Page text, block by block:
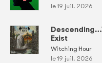
le 19 juil. 2026
Exist
Witching Hour
le 19 juil. 2026